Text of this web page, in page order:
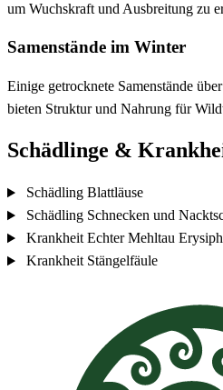
um Wuchskraft und Ausbreitung zu
Samenstände im Winter
Einige getrocknete Samenstände
bieten Struktur und Nahrung für
Schädlinge &
Schädling Blattläuse
Schädling Schnecken und
Krankheit Echter Mehltau
Krankheit Stängelfäule